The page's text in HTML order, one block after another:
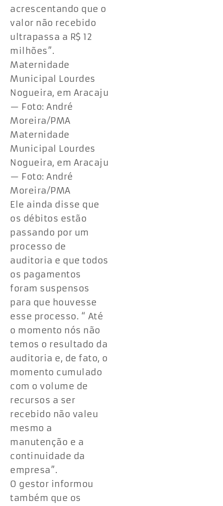
acrescentando que o
valor não recebido
ultrapassa a R$ 12
milhões”.
Maternidade
Municipal Lourdes
Nogueira, em Aracaju
— Foto: André
Moreira/PMA
Maternidade
Municipal Lourdes
Nogueira, em Aracaju
— Foto: André
Moreira/PMA
Ele ainda disse que
os débitos estão
passando por um
processo de
auditoria e que todos
os pagamentos
foram suspensos
para que houvesse
esse processo. “ Até
o momento nós não
temos o resultado da
auditoria e, de fato, o
momento cumulado
com o volume de
recursos a ser
recebido não valeu
mesmo a
manutenção e a
continuidade da
empresa”.
O gestor informou
também que os